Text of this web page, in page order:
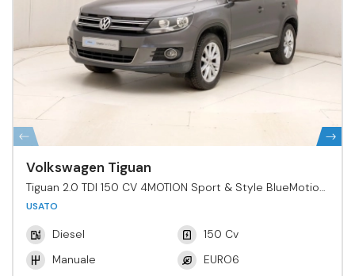
Volkswagen Tiguan
Tiguan 2.0 TDI 150 CV 4MOTION Sport & Style BlueMotion
Tech.
USATO
Diesel
150 Cv
Manuale
EURO6